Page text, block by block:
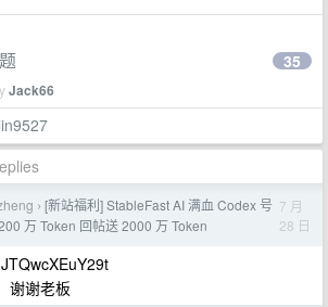
Jack66
35
› [新站福利] StableFast AI 满血 Codex 号
万 Token 回帖送 2000 万 Token
7 月
28 日
谢谢老板